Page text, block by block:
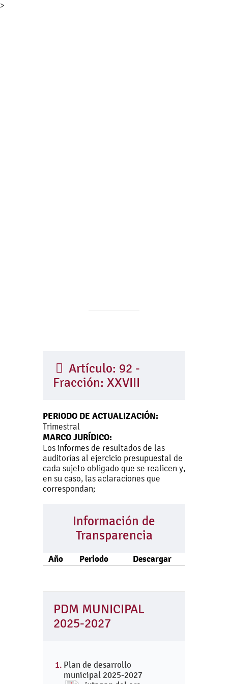
>
Artículo: 92 -
Fracción: XXVIII
PERIODO DE ACTUALIZACIÓN:
Trimestral
MARCO JURÍDICO:
Los informes de resultados de las
auditorías al ejercicio presupuestal de
cada sujeto obligado que se realicen y,
en su caso, las aclaraciones que
correspondan;
Información de
Transparencia
Año Periodo Descargar
PDM MUNICIPAL
2025-2027
Plan de desarrollo
municipal 2025-2027